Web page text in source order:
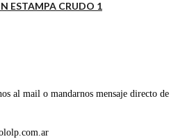
ESTAMPA CRUDO 1
al mail o mandarnos mensaje directo de